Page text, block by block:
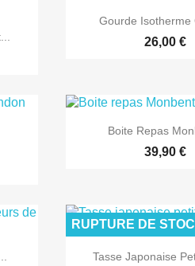
 Aperçu
Gourde Isotherme
26,00 €
 Aperçu
Boite Repas
39,90 €
 Aperçu
Tasse Japonaise
RUPTURE DE